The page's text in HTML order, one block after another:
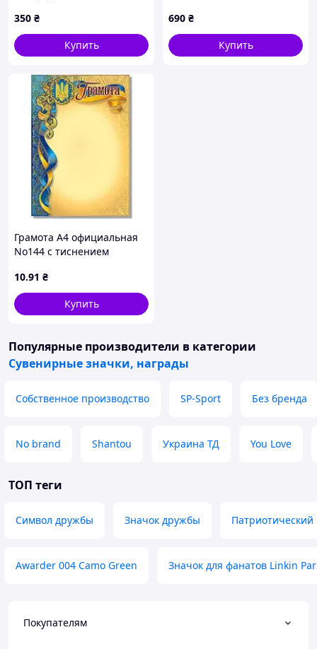
350 ₴
Купить
690 ₴
Купить
Грамота А4 официальная
No144 с тиснением
10.91 ₴
Купить
Популярные производители в категории
Сувенирные значки, награды
Собственное производство SP-Sport Без бренда
No brand Shantou Украина ТД You Love
ТОП теги
Символ дружбы Значок дружбы
Awarder 004 Camo Green Значок для фанатов Linkin
Покупателям